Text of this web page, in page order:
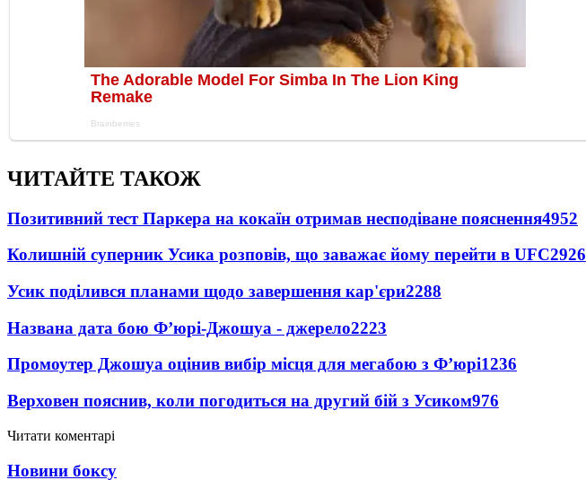
ЧИТАЙТЕ ТАКОЖ
Позитивний тест Паркера на кокаїн отримав несподіване пояснення4952
Колишній суперник Усика розповів, що заважає йому перейти в UFC2926
Усик поділився планами щодо завершення кар'єри2288
Названа дата бою Ф’юрі-Джошуа - джерело2223
Промоутер Джошуа оцінив вибір місця для мегабою з Ф’юрі1236
Верховен пояснив, коли погодиться на другий бій з Усиком976
Читати коментарі
Новини боксу